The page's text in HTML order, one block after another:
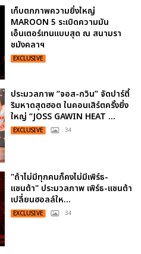
เก็บตกภาพความยิ่งใหญ่
MAROON 5 ระเบิดความมัน
เอ็นเตอร์เทนแบบสุด ณ สนามรา
ชมังคลาฯ
EXCLUSIVE
ประมวลภาพ “จอส-กวิน” จัดปาร์ตี้
ริมหาดสุดฮอต ในคอนเสิร์ตครั้งยิ่ง
ใหญ่ “JOSS GAWIN HEAT ...
EXCLUSIVE : 34
"ถ้าไม่มีทุกคนก็คงไม่มีเพิร์ธ-
แซนต้า" ประมวลภาพ เพิร์ธ-แซนต้า
เปลี่ยนฮอลล์ให...
EXCLUSIVE : 34